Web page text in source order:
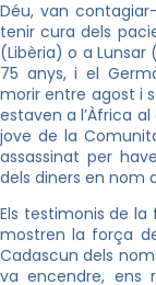
Déu, van
tenir cura dels
(Libèria) o a Lunsar
75 anys, i el
morir entre agost i
estaven a l’Àfrica
jove de la
assassinat per
dels diners en nom
Els testimonis de la
mostren la força
Cadascun dels
va encendre, ens